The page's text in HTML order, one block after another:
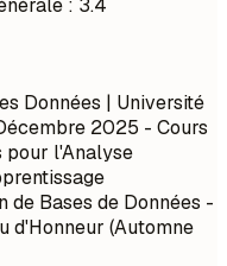
: 3.4
Données | Université
2025 - Cours
pour l'Analyse
de Bases de Données -
d'Honneur (Automne